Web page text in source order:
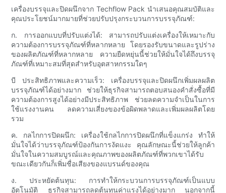
เครื่องบรรจุและปิดผนึกจาก Techflow Pack นำเสนอคุณสมบัติและ
คุณประโยชน์มากมายที่ช่วยปรับปรุงกระบวนการบรรจุภัณฑ์:
ก. การออกแบบที่ปรับแต่งได้: สามารถปรับแต่งเครื่องให้เหมาะกับ
ความต้องการบรรจุภัณฑ์ที่หลากหลาย โดยรองรับขนาดและรูปร่าง
ของผลิตภัณฑ์ที่หลากหลาย ความยืดหยุ่นนี้ช่วยให้มั่นใจได้ถึงบรรจุ
ภัณฑ์ที่เหมาะสมที่สุดสำหรับอุตสาหกรรมใดๆ
บี ประสิทธิภาพและความเร็ว: เครื่องบรรจุและปิดผนึกเพิ่มผลผลิต
บรรจุภัณฑ์ได้อย่างมาก ช่วยให้ธุรกิจสามารถตอบสนองคำสั่งซื้อที่มี
ความต้องการสูงได้อย่างมีประสิทธิภาพ ช่วยลดความจำเป็นในการ
ใช้แรงงานคน ลดความเสี่ยงของข้อผิดพลาดและเพิ่มผลผลิตโดย
รวม
ค. กลไกการปิดผนึก: เครื่องใช้กลไกการปิดผนึกที่แข็งแกร่ง ทำให้
มั่นใจได้ว่าบรรจุภัณฑ์ป้องกันการงัดแงะ คุณลักษณะนี้ช่วยให้ลูกค้า
มั่นใจในความสมบูรณ์และคุณภาพของผลิตภัณฑ์ที่พวกเขาได้รับ
ขณะเดียวกันก็เพิ่มชื่อเสียงของแบรนด์ของคุณ
ง. ประหยัดต้นทุน: การทำให้กระบวนการบรรจุภัณฑ์เป็นแบบ
อัตโนมัติ ธุรกิจสามารถลดต้นทุนค่าแรงได้อย่างมาก นอกจากนี้